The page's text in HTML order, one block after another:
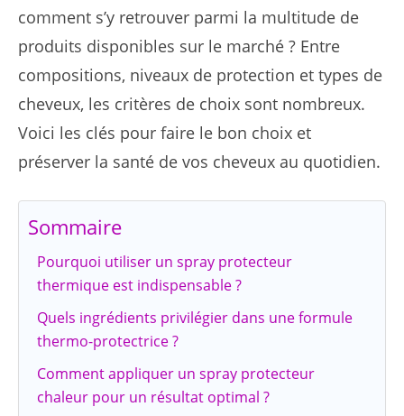
comment s’y retrouver parmi la multitude de
produits disponibles sur le marché ? Entre
compositions, niveaux de protection et types de
cheveux, les critères de choix sont nombreux.
Voici les clés pour faire le bon choix et
préserver la santé de vos cheveux au quotidien.
Sommaire
Pourquoi utiliser un spray protecteur
thermique est indispensable ?
Quels ingrédients privilégier dans une formule
thermo-protectrice ?
Comment appliquer un spray protecteur
chaleur pour un résultat optimal ?